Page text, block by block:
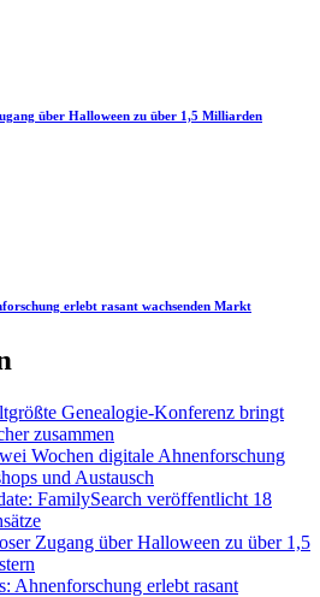
über Halloween zu über 1,5 Milliarden
erlebt rasant wachsenden Markt
Genealogie-Konferenz bringt
zusammen
Wochen digitale Ahnenforschung
und Austausch
FamilySearch veröffentlicht 18
Zugang über Halloween zu über 1,5
Ahnenforschung erlebt rasant